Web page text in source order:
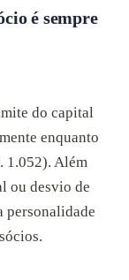
é sempre
do capital
enquanto
1.052). Além
ou desvio de
personalidade